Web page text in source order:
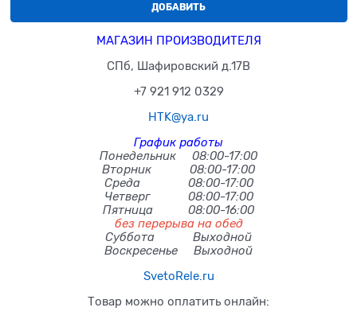
ДОБАВИТЬ
МАГАЗИН ПРОИЗВОДИТЕЛЯ
СПб, Шафировский д.17В
+7 921 912 0329
HTK@ya.ru
График работы
Понедельник 08:00-17:00
Вторник 08:00-17:00
Среда 08:00-17:00
Четверг 08:00-17:00
Пятница 08:00-16:00
без перерыва на обед
Суббота Выходной
Воскресенье Выходной
SvetoRele.ru
Товар можно оплатить онлайн: